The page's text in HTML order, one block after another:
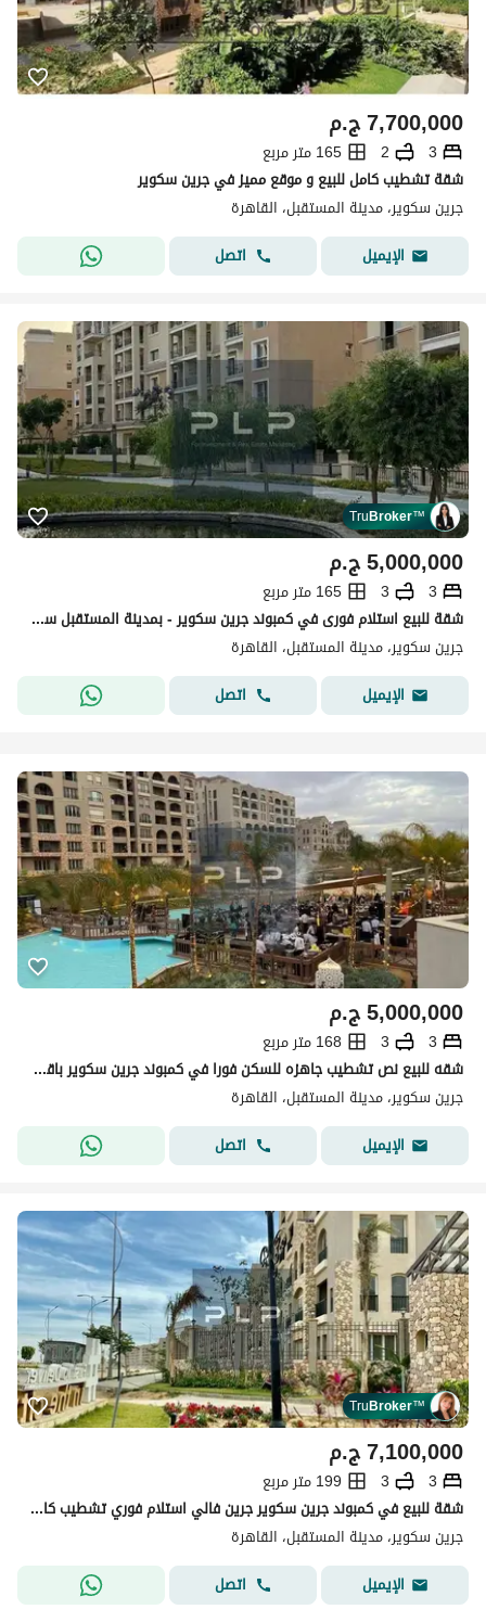
ج.م7,700,000
3
2
165 متر مربع
شقة تشطيب كامل للبيع و موقع مميز في جرين سكوير
جرين سكوير، مدينة المستقبل، القاهرة
الإيميل
اتصل
TruBroker™
ج.م5,000,000
3
3
165 متر مربع
شقة للبيع استلام فورى في كمبوند جرين سكوير - بمدينة المستقبل سيتي ، بأقل سعر فى السوق
جرين سكوير، مدينة المستقبل، القاهرة
الإيميل
اتصل
ج.م5,000,000
3
3
168 متر مربع
شقه للبيع نص تشطيب جاهزه للسكن فورا في كمبوند جرين سكوير باقل سعر ف السوق
جرين سكوير، مدينة المستقبل، القاهرة
الإيميل
اتصل
TruBroker™
ج.م7,100,000
3
3
199 متر مربع
شقة للبيع في كمبوند جرين سكوير جرين فالي استلام فوري تشطيب كامل
جرين سكوير، مدينة المستقبل، القاهرة
الإيميل
اتصل